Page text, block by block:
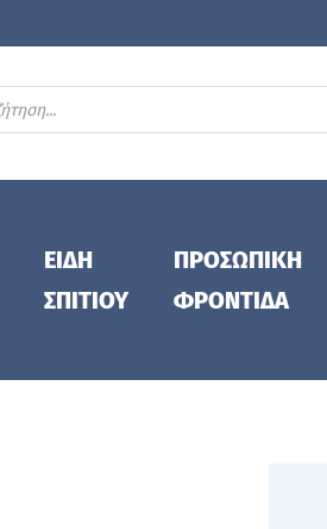
ΕΙΔΗ
ΣΠΙΤΙΟΥ
ΠΡΟΣΩΠΙΚΗ
ΦΡΟΝΤΙΔΑ